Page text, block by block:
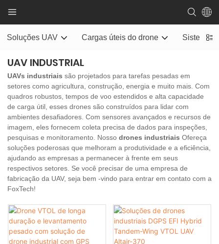
Soluções UAV Cargas úteis do drone Sistema
UAV INDUSTRIAL
UAVs industriais são projetados para tarefas pesadas em
setores como agricultura, construção, energia e muito mais. Com
quadros robustos, tempos de voo estendidos e alta capacidade
de carga útil, esses drones são construídos para lidar com
ambientes desafiadores. Com sensores avançados e recursos de
imagem, eles fornecem coleta precisa de dados para inspeções,
pesquisas e monitoramento. Nosso drones industriais Ofereça
soluções poderosas que melhoram a produtividade e a eficiência,
ajudando as empresas a permanecer à frente em seus
respectivos setores. Se você precisar de uma empresa de
fabricação da UAV, seja bem -vindo para entrar em contato com a
FoxTech!